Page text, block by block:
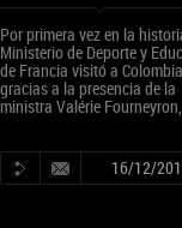
Por primera vez en la
Ministerio de Deporte y
de Francia visitó a
gracias a la presencia de la
ministra Valérie
16/12/